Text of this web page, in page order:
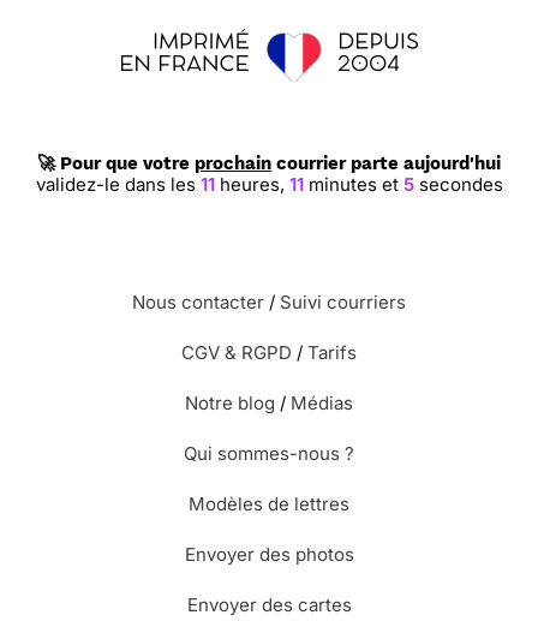
⭐⭐⭐⭐⭐ Le 28/08/2020 : Site super et service
⭐⭐⭐⭐ Le 27/08/2020 : Belle et sobre
Le 23/07/2020 : Elle est très belle pour
présenter ces condoléances. elle n'est pas triste
donc on devine la tristesse pour l expéditeur.
🚀 Pour que votre prochain courrier parte aujourd'hui
validez-le dans les 11heures, 11minutes et 4 secondes
Nous contacter / Suivi courriers
CGV & RGPD / Tarifs
Notre blog / Médias
Qui sommes-nous ?
Modèles de lettres
Envoyer des photos
Envoyer des cartes